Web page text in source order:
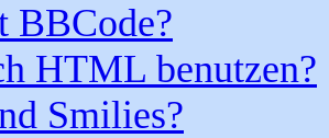
BBCode?
HTML benutzen?
Smilies?